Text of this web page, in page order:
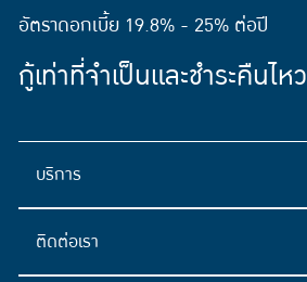
อัตราดอกเบี้ย 19.8% - 25% ต่อปี
กู้เท่าที่จำเป็นและชำระคืนไหว
บริการ
ติดต่อเรา